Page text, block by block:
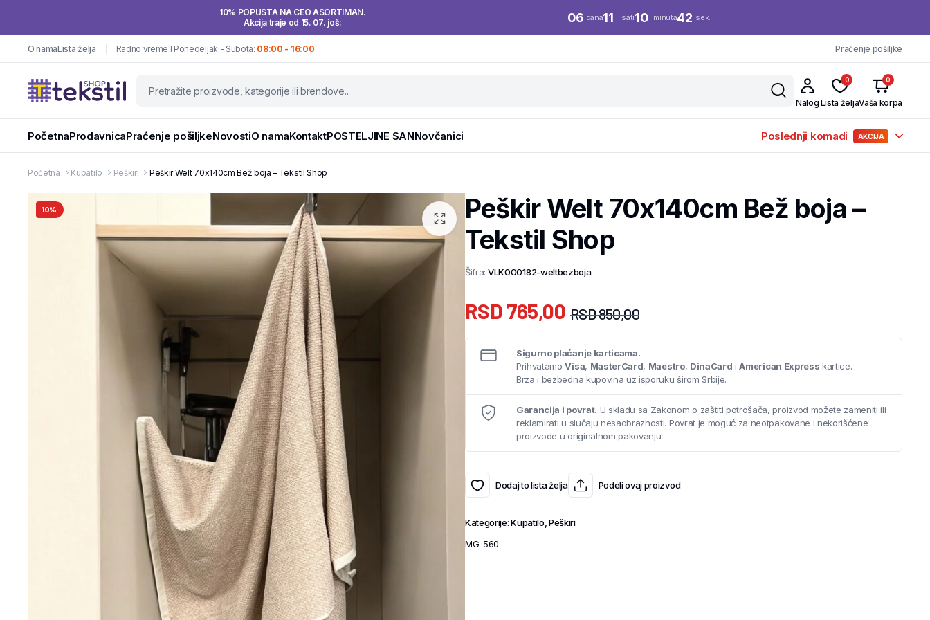
10% POPUSTA NA CEO ASORTIMAN.
Akcija traje od 15. 07. još:
06 dana11 sati10 minuta41 sek.
O namaLista želja Radno vreme I Ponedeljak - Subota: 08:00 - 16:00 Praćenje pošiljke
Nalog
0
Lista želja
0
Vaša korpa
PočetnaProdavnicaPraćenje pošiljkeNovostiO namaKontaktPOSTELJINE SANNovčanici Poslednji komadi AKCIJA
Početna Kupatilo Peškiri Peškir Welt 70x140cm Bež boja – Tekstil Shop
10%
Peškir Welt 70x140cm Bež boja –
Tekstil Shop
Šifra: VLK000182-weltbezboja
RSD850,00
RSD765,00
Sigurno plaćanje karticama.
PrihvatamoVisa, MasterCard, Maestro, DinaCard iAmerican Express kartice.
Brza i bezbedna kupovina uz isporuku širom Srbije.
Garancija i povrat. U skladu sa Zakonom o zaštiti potrošača, proizvod možete zameniti ili
reklamirati u slučaju nesaobraznosti. Povrat je moguć za neotpakovane i nekorišćene
proizvode u originalnom pakovanju.
Dodaj to lista želja Podeli ovaj proizvod
Kategorije:Kupatilo Peškiri
MG-560